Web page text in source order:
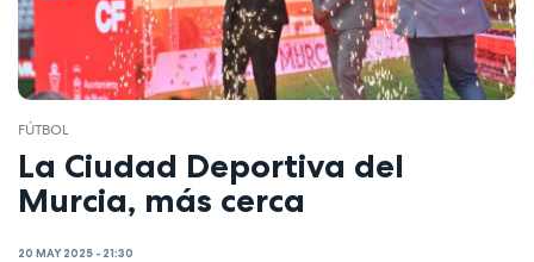
FÚTBOL
La Ciudad Deportiva del
Murcia, más cerca
20 MAY 2025 - 21:30